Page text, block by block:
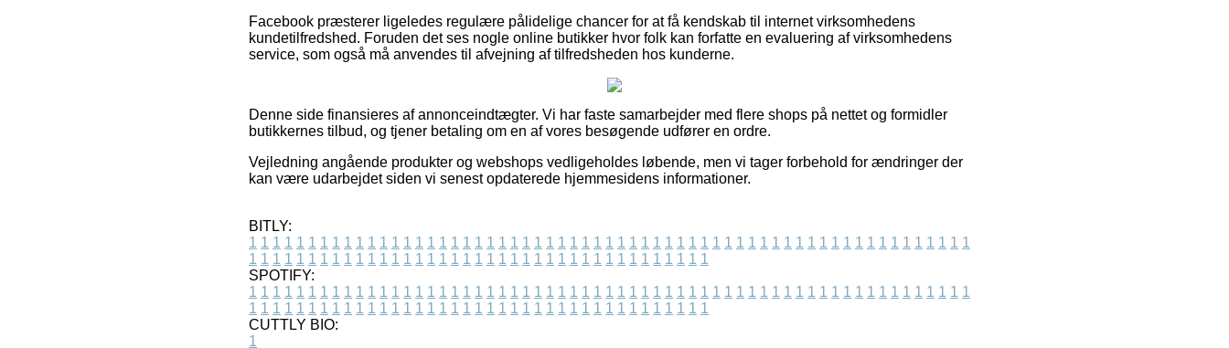
Facebook præsterer ligeledes regulære pålidelige chancer for at få kendskab til internet virksomhedens
kundetilfredshed. Foruden det ses nogle online butikker hvor folk kan forfatte en evaluering af virksomhedens
service, som også må anvendes til afvejning af tilfredsheden hos kunderne.
Denne side finansieres af annonceindtægter. Vi har faste samarbejder med flere shops på nettet og formidler
butikkernes tilbud, og tjener betaling om en af vores besøgende udfører en ordre.
Vejledning angående produkter og webshops vedligeholdes løbende, men vi tager forbehold for ændringer der
kan være udarbejdet siden vi senest opdaterede hjemmesidens informationer.
BITLY:
1 1 1 1 1 1 1 1 1 1 1 1 1 1 1 1 1 1 1 1 1 1 1 1 1 1 1 1 1 1 1 1 1 1 1 1 1 1 1 1 1 1 1 1 1 1 1 1 1 1 1 1 1 1 1 1 1 1 1 1 1
1 1 1 1 1 1 1 1 1 1 1 1 1 1 1 1 1 1 1 1 1 1 1 1 1 1 1 1 1 1 1 1 1 1 1 1 1 1 1
SPOTIFY:
1 1 1 1 1 1 1 1 1 1 1 1 1 1 1 1 1 1 1 1 1 1 1 1 1 1 1 1 1 1 1 1 1 1 1 1 1 1 1 1 1 1 1 1 1 1 1 1 1 1 1 1 1 1 1 1 1 1 1 1 1
1 1 1 1 1 1 1 1 1 1 1 1 1 1 1 1 1 1 1 1 1 1 1 1 1 1 1 1 1 1 1 1 1 1 1 1 1 1 1
CUTTLY BIO:
1